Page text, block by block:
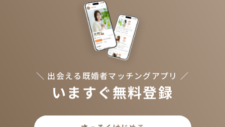
＼ 出会える既婚者マッチングアプリ ／
いますぐ無料登録